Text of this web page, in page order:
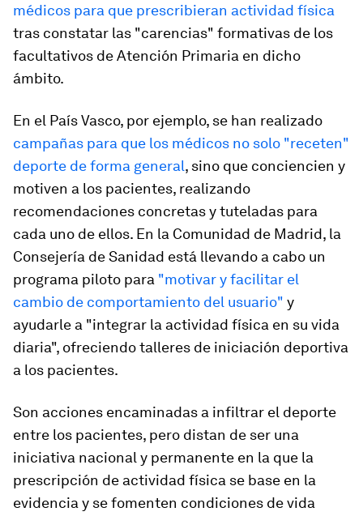
médicos para que prescribieran actividad física
tras constatar las "carencias" formativas de los
facultativos de Atención Primaria en dicho
ámbito.
En el País Vasco, por ejemplo, se han realizado
campañas para que los médicos no solo "receten"
deporte de forma general, sino que conciencien y
motiven a los pacientes, realizando
recomendaciones concretas y tuteladas para
cada uno de ellos. En la Comunidad de Madrid, la
Consejería de Sanidad está llevando a cabo un
programa piloto para "motivar y facilitar el
cambio de comportamiento del usuario" y
ayudarle a "integrar la actividad física en su vida
diaria", ofreciendo talleres de iniciación deportiva
a los pacientes.
Son acciones encaminadas a infiltrar el deporte
entre los pacientes, pero distan de ser una
iniciativa nacional y permanente en la que la
prescripción de actividad física se base en la
evidencia y se fomenten condiciones de vida